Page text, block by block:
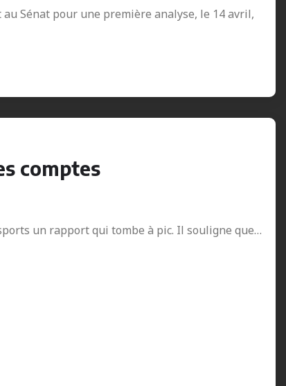
Sénat pour une première analyse, le 14 avril,
comptes
un rapport qui tombe à pic. Il souligne que…